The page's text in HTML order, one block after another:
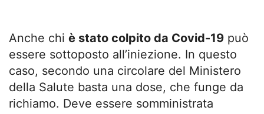
Anche chi è stato colpito da Covid-19 può
essere sottoposto all’iniezione. In questo
caso, secondo una circolare del Ministero
della Salute basta una dose, che funge da
richiamo. Deve essere somministrata